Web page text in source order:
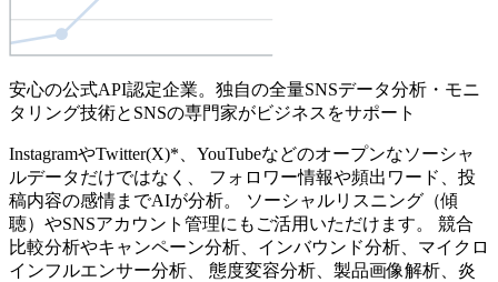
安心の公式API認定企業。独自の全量SNSデータ分析・モニ
タリング技術とSNSの専門家がビジネスをサポート
InstagramやTwitter(X)*、YouTubeなどのオープンなソーシャ
ルデータだけではなく、 フォロワー情報や頻出ワード、投
稿内容の感情までAIが分析。 ソーシャルリスニング（傾
聴）やSNSアカウント管理にもご活用いただけます。 競合
比較分析やキャンペーン分析、インバウンド分析、マイクロ
インフルエンサー分析、 態度変容分析、製品画像解析、炎